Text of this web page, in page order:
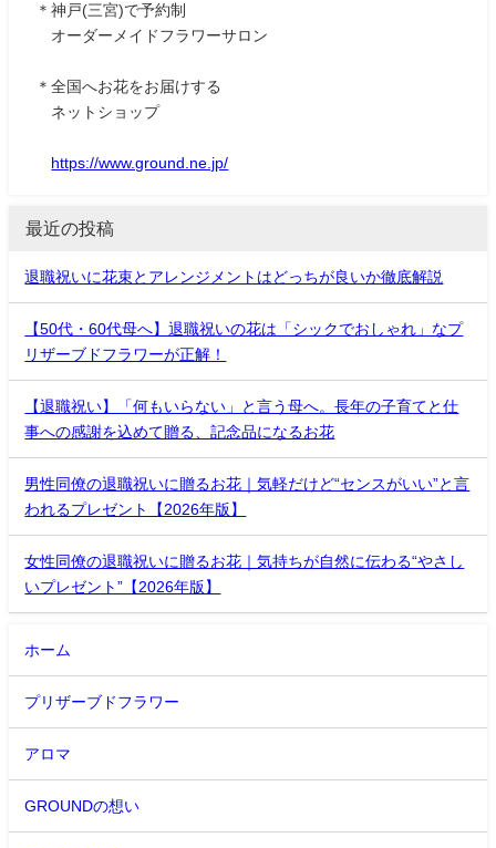
＊神戸(三宮)で予約制
オーダーメイドフラワーサロン
＊全国へお花をお届けする
ネットショップ
https://www.ground.ne.jp/
最近の投稿
退職祝いに花束とアレンジメントはどっちが良いか徹底解説
【50代・60代母へ】退職祝いの花は「シックでおしゃれ」なプ
リザーブドフラワーが正解！
【退職祝い】「何もいらない」と言う母へ。長年の子育てと仕
事への感謝を込めて贈る、記念品になるお花
男性同僚の退職祝いに贈るお花｜気軽だけど“センスがいい”と言
われるプレゼント【2026年版】
女性同僚の退職祝いに贈るお花｜気持ちが自然に伝わる“やさし
いプレゼント”【2026年版】
ホーム
プリザーブドフラワー
アロマ
GROUNDの想い